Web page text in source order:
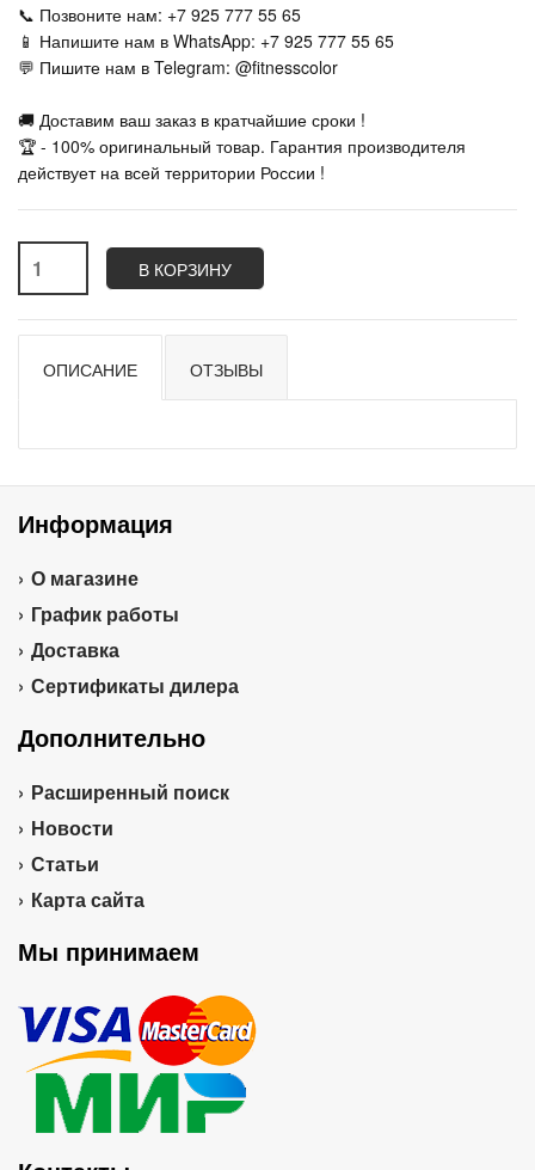
📞 Позвоните нам: +7 925 777 55 65
📱 Напишите нам в WhatsApp: +7 925 777 55 65
💬 Пишите нам в Telegram: @fitnesscolor
🚚 Доставим ваш заказ в кратчайшие сроки !
🏆 - 100% оригинальный товар. Гарантия производителя
действует на всей территории России !
В КОРЗИНУ
ОПИСАНИЕ ОТЗЫВЫ
Информация
О магазине
График работы
Доставка
Сертификаты дилера
Дополнительно
Расширенный поиск
Новости
Статьи
Карта сайта
Мы принимаем